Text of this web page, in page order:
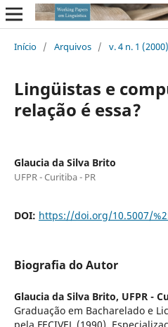
Início / Arquivos / v. 4 n. 1 (2000)
Lingüistas e
relação é essa?
Glaucia da Silva Brito
UFPR - Curitiba - PR
DOI: https://doi.org/10.5007/
Biografia do Autor
Glaucia da Silva Brito, UFPR -
Graduação em Bacharelado e